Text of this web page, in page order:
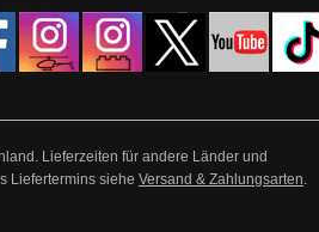
Lieferzeiten für andere Länder und
Liefertermins siehe Versand & Zahlungsarten.